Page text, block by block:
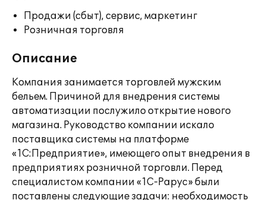
Продажи (сбыт), сервис, маркетинг
Розничная торговля
Описание
Компания занимается торговлей мужским
бельем. Причиной для внедрения системы
автоматизации послужило открытие нового
магазина. Руководство компании искало
поставщика системы на платформе
«1С:Предприятие», имеющего опыт внедрения в
предприятиях розничной торговли. Перед
специалистом компании «1С-Рарус» были
поставлены следующие задачи: необходимость